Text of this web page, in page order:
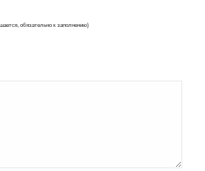
обязательно к заполнению)